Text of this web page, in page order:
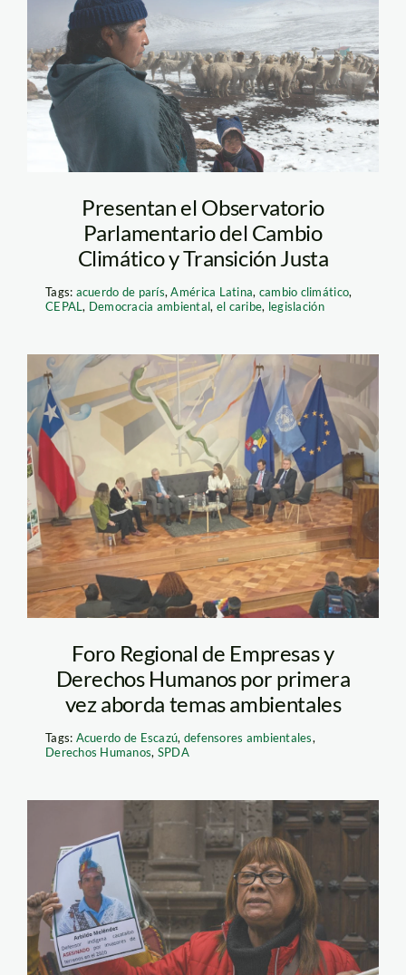
cambio-climatico—
puno—thomas-muller
—spda
Presentan el Observatorio
Parlamentario del Cambio
Climático y Transición Justa
Tags: acuerdo de parís,América Latina, cambio climático,
CEPAL, Democracia ambiental, el caribe, legislación
foro chile – derechos
humanos – spda
Foro Regional de Empresas y
Derechos Humanos por primera
vez aborda temas ambientales
Tags: Acuerdo de Escazú, defensores ambientales,
Derechos Humanos, SPDA
defensores
ambientales –
escazu.jpg